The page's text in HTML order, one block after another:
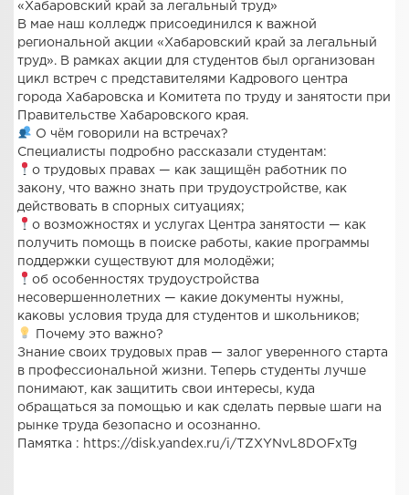
«Хабаровский край за легальный труд»
В мае наш колледж присоединился к важной
региональной акции «Хабаровский край за легальный
труд». В рамках акции для студентов был организован
цикл встреч с представителями Кадрового центра
города Хабаровска и Комитета по труду и занятости при
Правительстве Хабаровского края.
О чём говорили на встречах?
Специалисты подробно рассказали студентам:
о трудовых правах — как защищён работник по
закону, что важно знать при трудоустройстве, как
действовать в спорных ситуациях;
о возможностях и услугах Центра занятости — как
получить помощь в поиске работы, какие программы
поддержки существуют для молодёжи;
об особенностях трудоустройства
несовершеннолетних — какие документы нужны,
каковы условия труда для студентов и школьников;
Почему это важно?
Знание своих трудовых прав — залог уверенного старта
в профессиональной жизни. Теперь студенты лучше
понимают, как защитить свои интересы, куда
обращаться за помощью и как сделать первые шаги на
рынке труда безопасно и осознанно.
Памятка : https://disk.yandex.ru/i/TZXYNvL8DOFxTg